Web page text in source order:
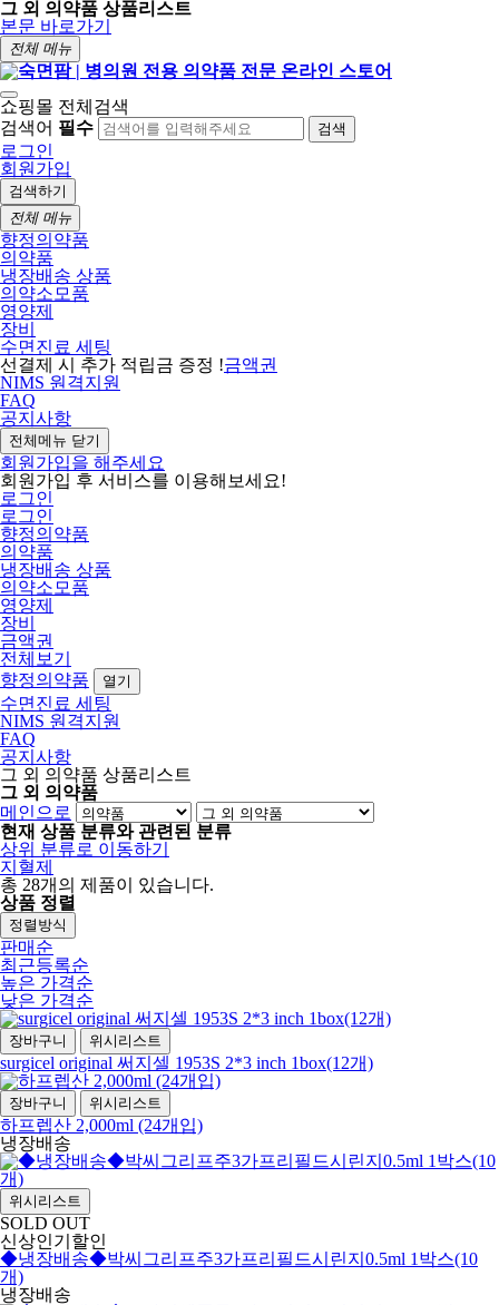
그 외 의약품 상품리스트
본문 바로가기
전체 메뉴
쇼핑몰 전체검색
검색어 필수 검색
로그인
회원가입
검색하기
전체 메뉴
향정의약품
의약품
냉장배송 상품
의약소모품
영양제
장비
수면진료 세팅
선결제 시 추가 적립금 증정 !금액권
NIMS 원격지원
FAQ
공지사항
전체메뉴 닫기
회원가입을 해주세요
회원가입 후 서비스를 이용해보세요!
로그인
로그인
향정의약품
의약품
냉장배송 상품
의약소모품
영양제
장비
금액권
전체보기
향정의약품
열기
수면진료 세팅
NIMS 원격지원
FAQ
공지사항
그 외 의약품 상품리스트
그 외 의약품
메인으로
현재 상품 분류와 관련된 분류
상위 분류로 이동하기
지혈제
총 28개의 제품이 있습니다.
상품 정렬
정렬방식
판매순
최근등록순
높은 가격순
낮은 가격순
장바구니 위시리스트
surgicel original 써지셀 1953S 2*3 inch 1box(12개)
장바구니 위시리스트
하프렙산 2,000ml (24개입)
냉장배송
위시리스트
SOLD OUT
신상인기 할인
◆냉장배송◆박씨그리프주3가프리필드시린지0.5ml 1박스(10
개)
냉장배송